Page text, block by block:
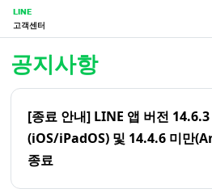
LINE
고객센터
공지사항
[종료 안내] LINE 앱 버전
(iOS/iPadOS) 및 14.4.6 미만
종료